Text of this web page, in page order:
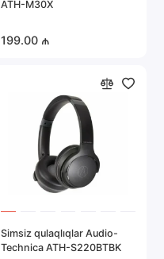
ATH-M30X
199.00 ₼
Simsiz qulaqlıqlar Audio-
Technica ATH-S220BTBK